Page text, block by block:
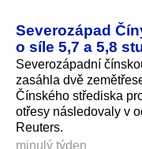
Severozápad
o síle 5,7 a 5,8
Severozápadní
zasáhla dvě
Čínského střediska
otřesy následovaly v
Reuters.
minulý týden